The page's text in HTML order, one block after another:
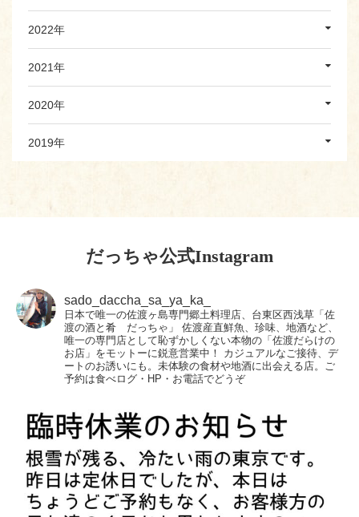
2022年
2021年
2020年
2019年
だっちゃ公式Instagram
sado_daccha_sa_ya_ka_
日本で唯一の佐渡ヶ島専門郷土料理店、台東区西浅草「佐
渡の酒と肴 だっちゃ」
佐渡産直鮮魚、珍味、地酒など、
唯一の専門店として恥ずかしくない本物の「佐渡だらけの
お店」をモットーに鋭意営業中！
カジュアルなご接待、デ
ートのお誘いにも。未体験の食材や地酒に出会える店。ご
予約は食べログ・HP・お電話でどうぞ